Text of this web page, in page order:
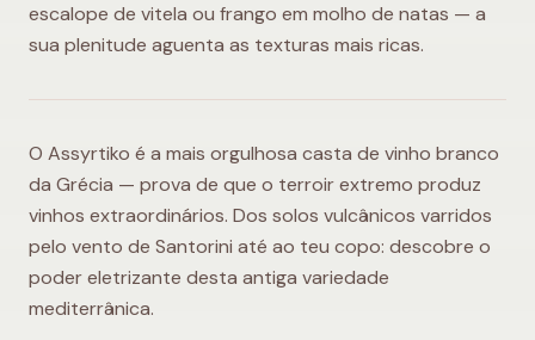
escalope de vitela ou frango em molho de natas — a
sua plenitude aguenta as texturas mais ricas.
O Assyrtiko é a mais orgulhosa casta de vinho branco
da Grécia — prova de que o terroir extremo produz
vinhos extraordinários. Dos solos vulcânicos varridos
pelo vento de Santorini até ao teu copo: descobre o
poder eletrizante desta antiga variedade
mediterrânica.